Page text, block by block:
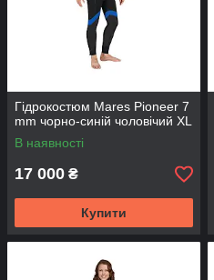
Гідрокостюм Mares Pioneer 7
mm чорно-синій чоловічий XL
В наявності
17 000 ₴
Купити